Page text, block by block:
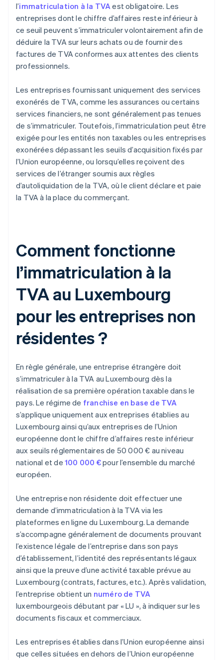
l’immatriculation à la TVAest obligatoire. Les
entreprises dont le chiffre d’affaires reste inférieur à
ce seuil peuvent s’immatriculer volontairement afin de
déduire la TVA sur leurs achats ou de fournir des
factures de TVA conformes aux attentes des clients
professionnels.
Les entreprises fournissant uniquement des services
exonérés de TVA, comme les assurances ou certains
services financiers, ne sont généralement pas tenues
de s’immatriculer. Toutefois, l’immatriculation peut être
exigée pour les entités non taxables ou les entreprises
exonérées dépassant les seuils d’acquisition fixés par
l’Union européenne, ou lorsqu’elles reçoivent des
services de l’étranger soumis aux règles
d’autoliquidation de la TVA, où le client déclare et paie
la TVA à la place du commerçant.
Comment fonctionne
l’immatriculation à la
TVA au Luxembourg
pour les entreprises non
résidentes ?
En règle générale, une entreprise étrangère doit
s’immatriculer à la TVA au Luxembourg dès la
réalisation de sa première opération taxable dans le
pays. Le régime de franchise en base de TVA
s’applique uniquement aux entreprises établies au
Luxembourg ainsi qu’aux entreprises de l’Union
européenne dont le chiffre d’affaires reste inférieur
aux seuils réglementaires de 50 000 € au niveau
national et de 100 000 €pour l’ensemble du marché
européen.
Une entreprise non résidente doit effectuer une
demande d’immatriculation à la TVA via les
plateformes en ligne du Luxembourg. La demande
s’accompagne généralement de documents prouvant
l’existence légale de l’entreprise dans son pays
d’établissement, l’identité des représentants légaux
ainsi que la preuve d’une activité taxable prévue au
Luxembourg (contrats, factures, etc.). Après validation,
l’entreprise obtient un numéro de TVA
luxembourgeois débutant par « LU », à indiquer sur les
documents fiscaux et commerciaux.
Les entreprises établies dans l’Union européenne ainsi
que celles situées en dehors de l’Union européenne